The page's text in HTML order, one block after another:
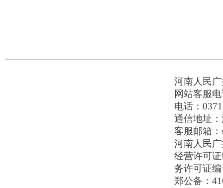
河南人民
网站客服
电话：
通信地址：
客服邮箱：
河南人民
经营许可
务许可证
郑公备：